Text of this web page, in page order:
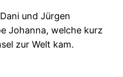
und Jürgen
Johanna, welche kurz
zur Welt kam.